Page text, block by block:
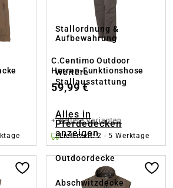
Stallordnung &
Aufbewahrung
Weitere
Stallausstattung
Alles in
Pferdedecken
anzeigen
Outdoordecke
Abschwitzdecke
C.Centimo Outdoor
Herren-Funktionshose
59,99 €
+weitere Varianten
Lieferzeit: 2 - 5 Werktage